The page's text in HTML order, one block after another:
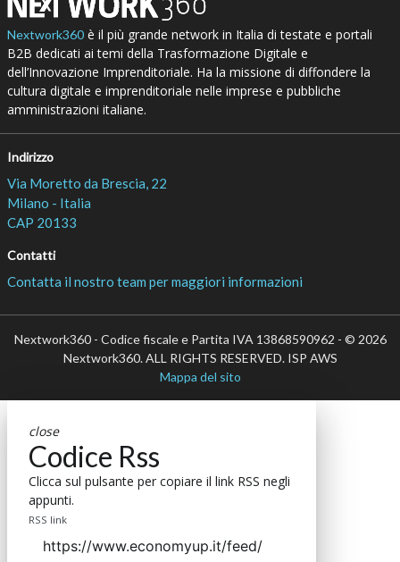
Nextwork360è il più grande network in Italia di testate e portali
B2B dedicati ai temi della Trasformazione Digitale e
dell’Innovazione Imprenditoriale. Ha la missione di diffondere la
cultura digitale e imprenditoriale nelle imprese e pubbliche
amministrazioni italiane.
Indirizzo
Via Moretto da Brescia, 22
Milano - Italia
CAP 20133
Contatti
Contatta il nostro team per maggiori informazioni
Nextwork360 - Codice fiscale e Partita IVA 13868590962 - © 2026
Nextwork360. ALL RIGHTS RESERVED. ISP AWS
Mappa del sito
close
Codice Rss
Clicca sul pulsante per copiare il link RSS negli
appunti.
RSS link